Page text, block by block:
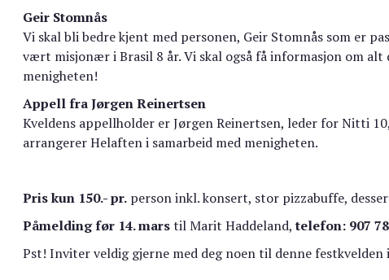
Geir Stomnås
Vi skal bli bedre kjent med personen, Geir Stomnås som er
vært misjonær i Brasil 8 år. Vi skal også få informasjon om alt
menigheten!
Appell fra Jørgen Reinertsen
Kveldens appellholder er Jørgen Reinertsen, leder for Nitti
arrangerer Helaften i samarbeid med menigheten.
Pris kun 150.- pr. person inkl. konsert, stor pizzabuffe,
Påmelding før 14. marstil Marit Haddeland,telefon: 907
Pst! Inviter veldig gjerne med deg noen til denne festkvelden